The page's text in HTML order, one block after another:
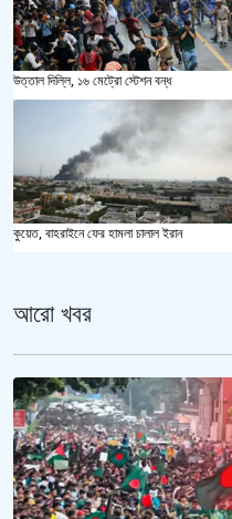
উত্তাল দিল্লি, ১৬ মেট্রো স্টেশন বন্ধ
কুয়েত, বাহরাইনে ফের হামলা চালাল ইরান
আরো খবর